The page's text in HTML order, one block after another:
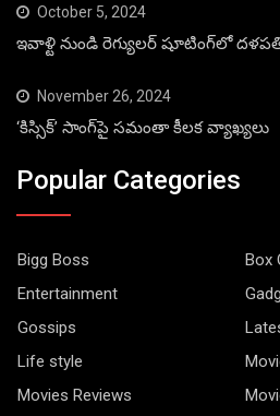
October 5, 2024
ఇవాళ్టి నుండి రెగ్యులర్ షూటింగ్‌లో
November 26, 2024
‘కిస్సిక్’ సాంగ్‌పై సమంతా కీలక వ్యాఖ్యలు
Popular Categories
Bigg Boss
Box
Entertainment
Gossips
Life style
Movies Reviews